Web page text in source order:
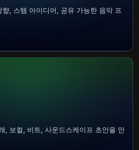
, 스템 아이디어, 공유 가능한 음악 프
, 보컬, 비트, 사운드스케이프 초안을 만